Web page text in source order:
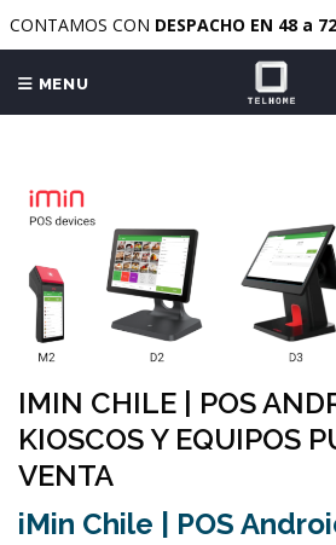
CONTAMOS CON DESPACHO EN 48 a
MENU
IMIN CHILE | POS
KIOSCOS Y EQUIPOS
VENTA
iMin Chile | POS